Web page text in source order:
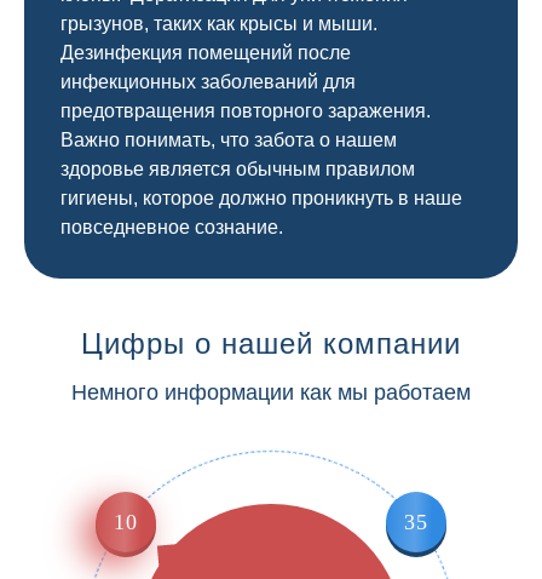
грызунов, таких как крысы и мыши.
Дезинфекция помещений после
инфекционных заболеваний для
предотвращения повторного заражения.
Важно понимать, что забота о нашем
здоровье является обычным правилом
гигиены, которое должно проникнуть в наше
повседневное сознание.
Цифры о нашей компании
Немного информации как мы работаем
10 35